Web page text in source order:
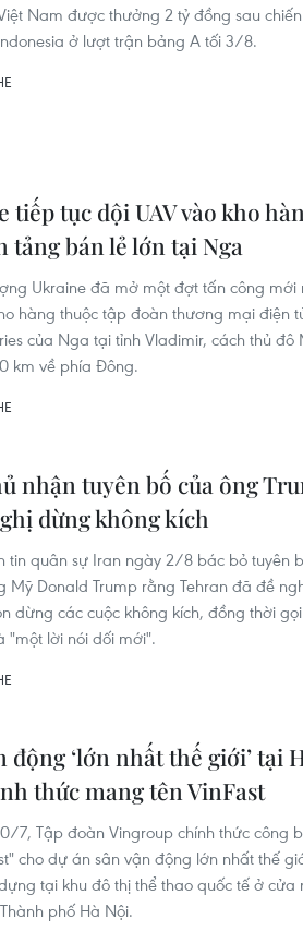
Nam được thưởng 2 tỷ đồng sau
ở lượt trận bảng A tối 3/8.
tiếp tục dội UAV vào kho
tảng bán lẻ lớn tại Nga
Ukraine đã mở một đợt tấn công mới
hàng thuộc tập đoàn thương mại điện
của Nga tại tỉnh Vladimir, cách thủ đô
km về phía Đông.
nhận tuyên bố của ông
dừng không kích
tin quân sự Iran ngày 2/8 bác bỏ tuyên
Mỹ Donald Trump rằng Tehran đã đề
dừng các cuộc không kích, đồng thời
"một lời nói dối mới".
động ‘lớn nhất thế giới’ tại
thức mang tên VinFast
7, Tập đoàn Vingroup chính thức công
cho dự án sân vận động lớn nhất thế
tại khu đô thị thể thao quốc tế ở cửa
phố Hà Nội.